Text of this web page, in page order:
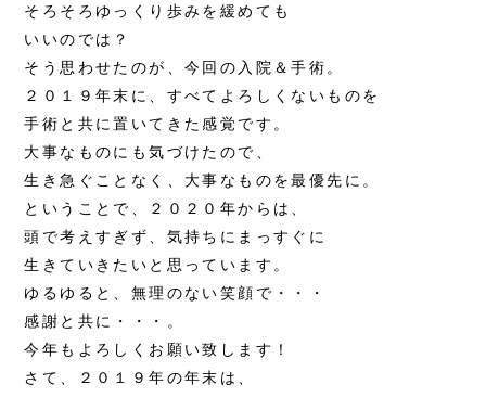
そろそろゆっくり歩みを緩めても
いいのでは？
そう思わせたのが、今回の入院＆手術。
２０１９年末に、すべてよろしくないものを
手術と共に置いてきた感覚です。
大事なものにも気づけたので、
生き急ぐことなく、大事なものを最優先に。
ということで、２０２０年からは、
頭で考えすぎず、気持ちにまっすぐに
生きていきたいと思っています。
ゆるゆると、無理のない笑顔で・・・
感謝と共に・・・。
今年もよろしくお願い致します！
さて、２０１９年の年末は、